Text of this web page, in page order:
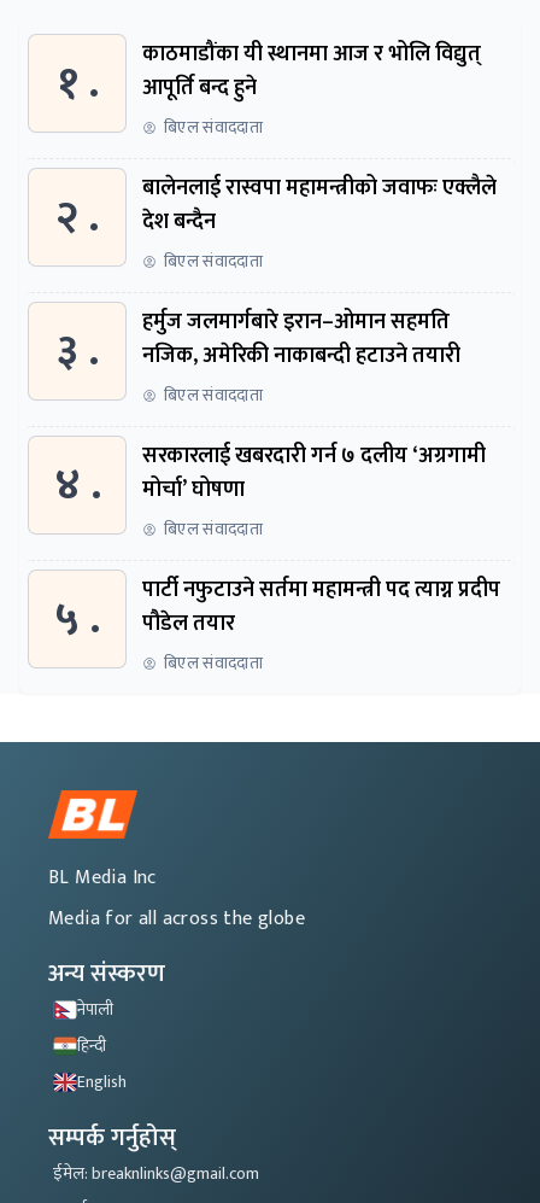
१ .
काठमाडौंका यी स्थानमा आज र भोलि विद्युत्
आपूर्ति बन्द हुने
बिएल संवाददाता
२ .
बालेनलाई रास्वपा महामन्त्रीको जवाफः एक्लैले
देश बन्दैन
बिएल संवाददाता
३ .
हर्मुज जलमार्गबारे इरान–ओमान सहमति
नजिक, अमेरिकी नाकाबन्दी हटाउने तयारी
बिएल संवाददाता
४ .
सरकारलाई खबरदारी गर्न ७ दलीय ‘अग्रगामी
मोर्चा’ घोषणा
बिएल संवाददाता
५ .
पार्टी नफुटाउने सर्तमा महामन्त्री पद त्याग्न प्रदीप
पौडेल तयार
बिएल संवाददाता
BL Media Inc
Media for all across the globe
अन्य संस्करण
नेपाली
हिन्दी
English
सम्पर्क गर्नुहोस्
ईमेल: breaknlinks@gmail.com